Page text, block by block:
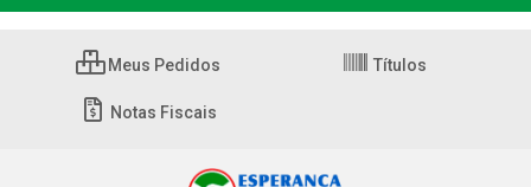
Meus Pedidos Títulos
Notas Fiscais